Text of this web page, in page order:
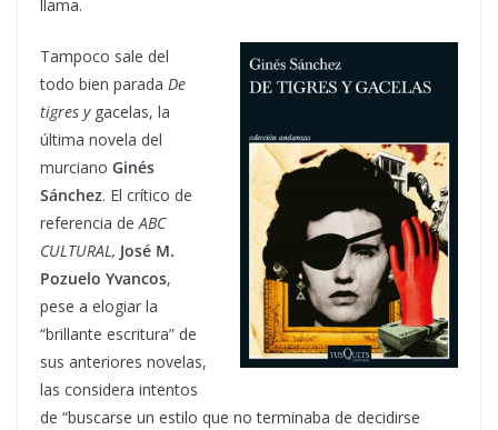
llama.
Tampoco sale del
todo bien parada De
tigres y gacelas, la
última novela del
murciano Ginés
Sánchez. El crítico de
referencia deABC
CULTURAL, José M.
Pozuelo Yvancos,
pese a elogiar la
“brillante escritura” de
sus anteriores novelas,
las considera intentos
de “buscarse un estilo que no terminaba de decidirse